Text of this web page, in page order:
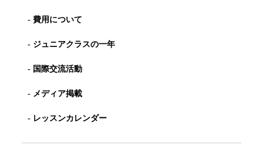
- 費用について
- ジュニアクラスの一年
- 国際交流活動
- メディア掲載
- レッスンカレンダー